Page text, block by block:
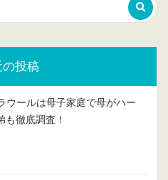
の投稿
ウールは母子家庭で母がハー
も徹底調査！